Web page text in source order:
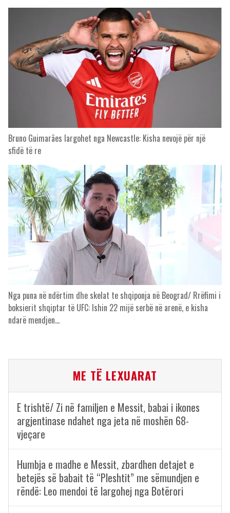
Bruno Guimarães largohet nga Newcastle: Kisha nevojë për një
sfidë të re
Nga puna në ndërtim dhe skelat te shqiponja në Beograd/ Rrëfimi i
boksierit shqiptar të UFC: Ishin 22 mijë serbë në arenë, e kisha
ndarë mendjen…
ME TË LEXUARAT
E trishtë/ Zi në familjen e Messit, babai i ikones
argjentinase ndahet nga jeta në moshën 68-
vjeçare
Humbja e madhe e Messit, zbardhen detajet e
betejës së babait të “Pleshtit” me sëmundjen e
rëndë: Leo mendoi të largohej nga Botërori